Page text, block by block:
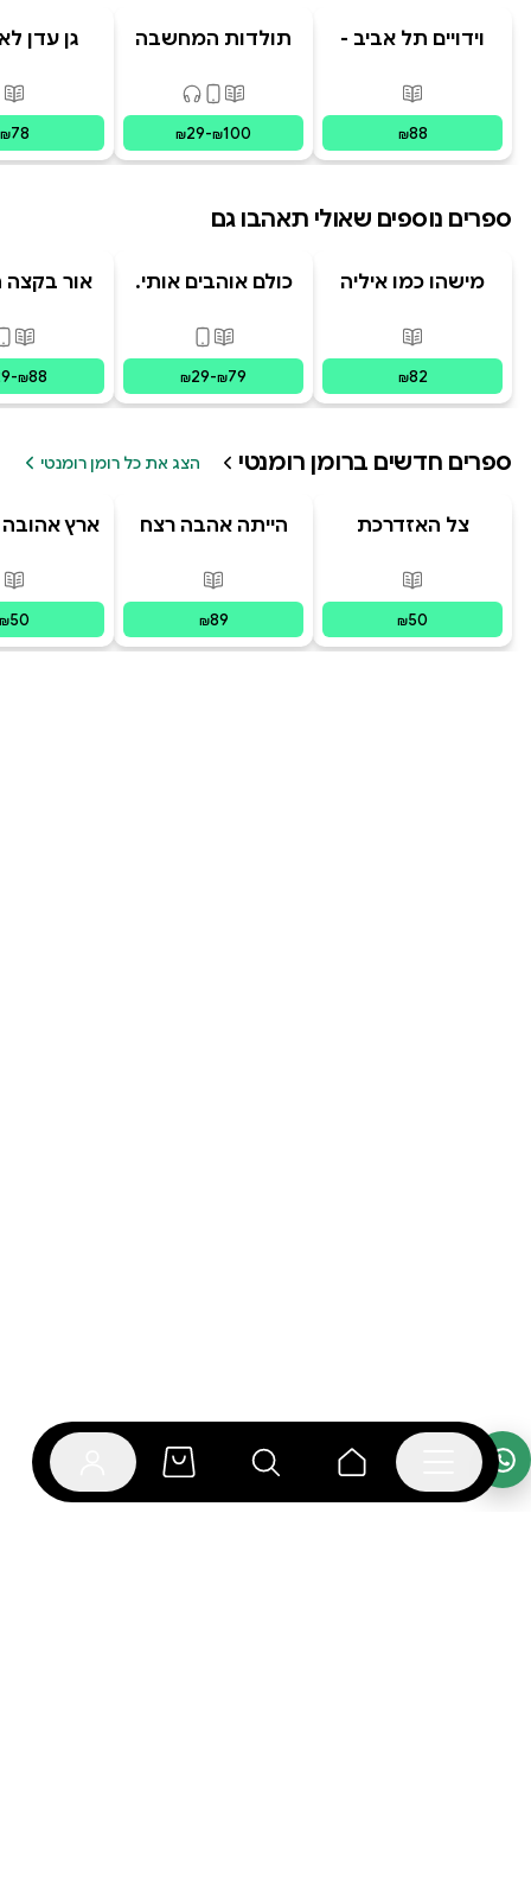
וידויים תל אביב -
פורמטים זמינים
מודפס
₪88
תולדות המחשבה
פורמטים זמינים
מודפס,
₪29-₪100
גן עדן
₪78
ספרים נוספים שאולי תאהבו גם
מישהו כמו איליה
פורמטים זמינים מודפס
₪82
כולם אוהבים אותי.
פורמטים זמינים
מודפס,
₪29-₪79
אור
-₪88
ספרים חדשים ברומן רומנטי הצג את כל רומן רומנטי
צל האזדרכת
פורמטים זמינים מודפס
₪50
הייתה אהבה רצח
פורמטים זמינים מודפס
₪89
ארץ
₪50